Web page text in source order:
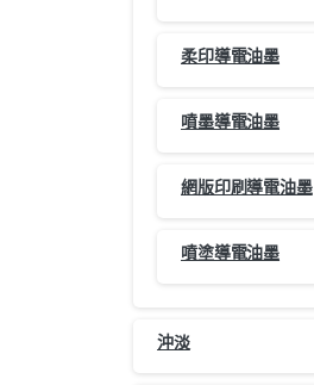
柔印導電油墨
噴墨導電油墨
網版印刷導電油墨
噴塗導電油墨
沖淡